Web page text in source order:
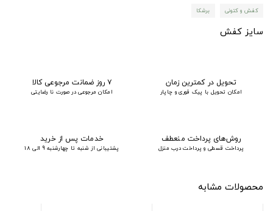
کفش و کتونی برشکا
سایز کفش
تحویل در کمترین زمان
امکان تحویل با پیک فوری و چاپار
۷ روز ضمانت مرجوعی کالا
امکان مرجوعی در صورت نا رضایتی
روش‌های پرداخت منعطف
پرداخت قسطی و پرداخت درب منزل
خدمات پس از خرید
پشتیبانی از شنبه تا چهارشنبه 9 الی 18
محصولات مشابه